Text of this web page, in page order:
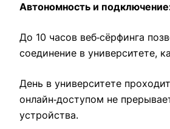
Автономность и
До 10 часов веб‑сёрфинга
соединение в университете,
День в университете
онлайн‑доступом не
устройства.